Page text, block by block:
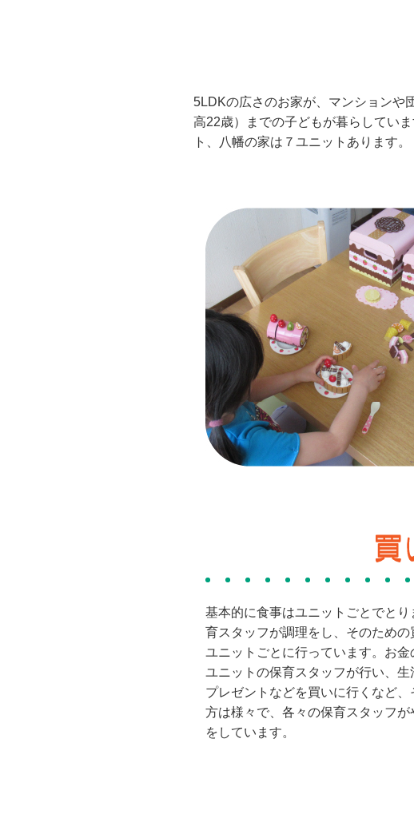
5LDKの広さのお家が、マンションや
高22歳）までの子どもが暮らしてい
ト、八幡の家は７ユニットあります。
基本的に食事はユニットごとでとり
育スタッフが調理をし、そのための
ユニットごとに行っています。お金
ユニットの保育スタッフが行い、生
プレゼントなどを買いに行くなど、
方は様々で、各々の保育スタッフが
をしています。